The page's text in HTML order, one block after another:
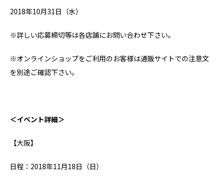
2018年10月31日（水）
※詳しい応募締切等は各店舗にお問い合わせ下さい。
※オンラインショップをご利用のお客様は通販サイトでの注意文
を別途ご確認下さい。
＜イベント詳細＞
【大阪】
日程：2018年11月18日（日）